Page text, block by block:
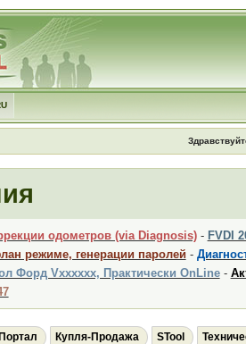
одометров (via Diagnosis)- FVDI
режиме, генерации паролей -
Форд Vxxxxxx, Практически OnLine-
Купля-Продажа STool